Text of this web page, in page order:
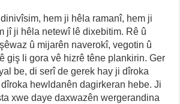
hem ji hêla ramanî, hem ji
jî ji hêla netewî lê dixebitim. Rê û
û mijarên naverokî, vegotin û
giş li gora vê hizrê têne plankirin. Ger
be, di serî de gerek hay ji dîroka
hewldanên dagirkeran hebe. Ji
xwe daye daxwazên wergerandina